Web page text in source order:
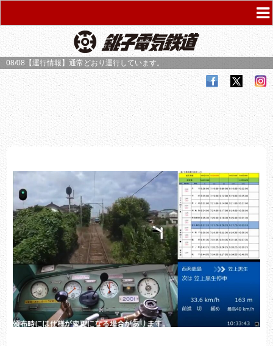
08/08【運行情報】 通常どおり運行しています。